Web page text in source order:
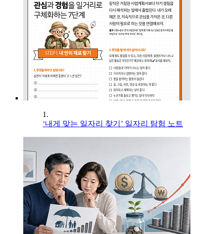
1.
‘내게 맞는 일자리 찾기’ 일자리 탐험 노트